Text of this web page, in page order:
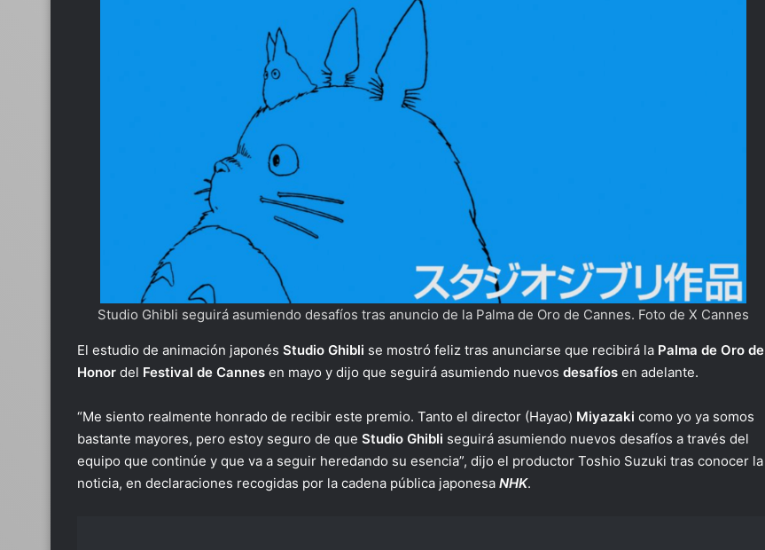
Studio Ghibli seguirá asumiendo desafíos tras anuncio de la Palma de Oro de Cannes. Foto de X Cannes
El estudio de animación japonés Studio Ghibli se mostró feliz tras anunciarse que recibirá la Palma de Oro de
Honor del Festival de Cannes en mayo y dijo que seguirá asumiendo nuevos desafíos en adelante.
“Me siento realmente honrado de recibir este premio. Tanto el director (Hayao) Miyazaki como yo ya somos
bastante mayores, pero estoy seguro de que Studio Ghibli seguirá asumiendo nuevos desafíos a través del
equipo que continúe y que va a seguir heredando su esencia”, dijo el productor Toshio Suzuki tras conocer la
noticia, en declaraciones recogidas por la cadena pública japonesa NHK.